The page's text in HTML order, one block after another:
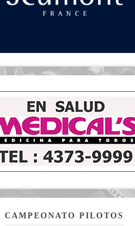
CAMPEONATO PILOTOS